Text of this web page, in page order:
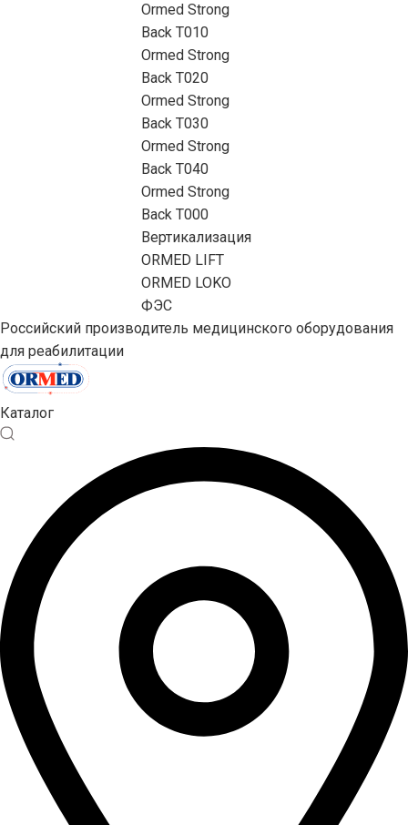
Ormed Strong
Back Т010
Ormed Strong
Back Т020
Ormed Strong
Back Т030
Ormed Strong
Back Т040
Ormed Strong
Back Т000
Вертикализация
ORMED LIFT
ORMED LOKO
ФЭС
Российский производитель медицинского оборудования
для реабилитации
Каталог